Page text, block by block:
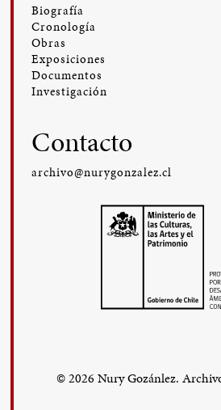
Biografía
Cronología
Obras
Exposiciones
Documentos
Investigación
Contacto
archivo@nurygonzalez.cl
© 2026 Nury Gozánlez.